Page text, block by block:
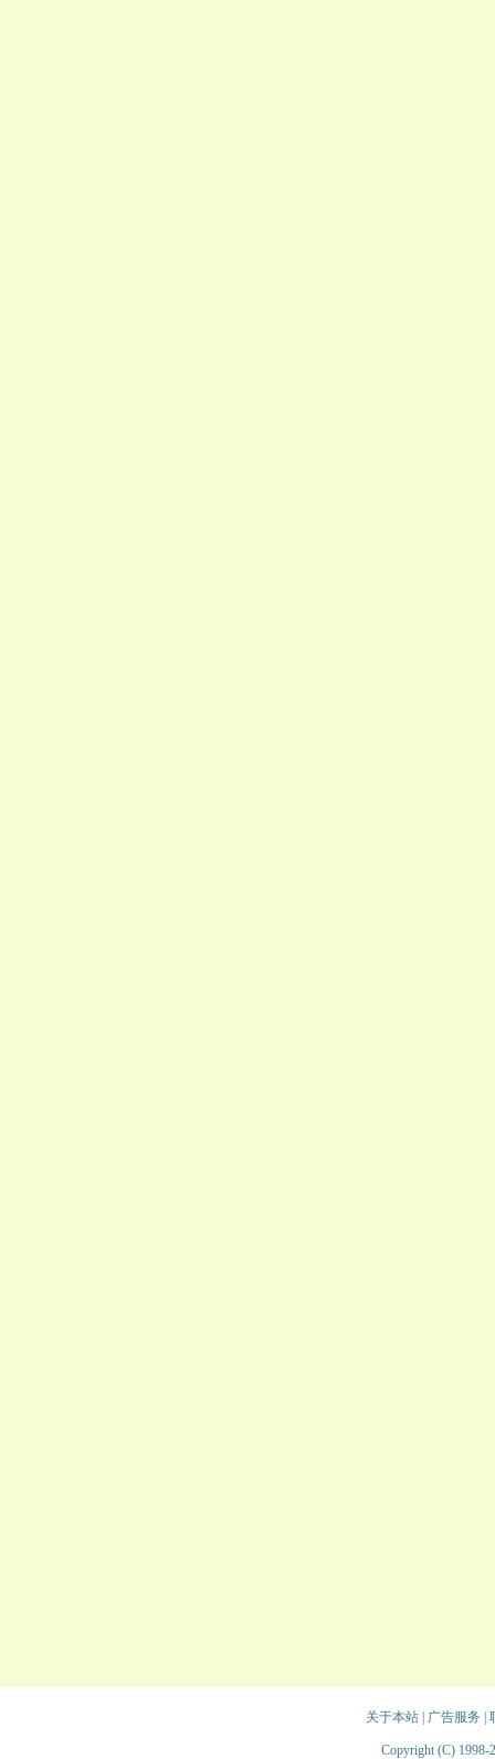
关于本站| 广告服务
Copyright (C) 1998-